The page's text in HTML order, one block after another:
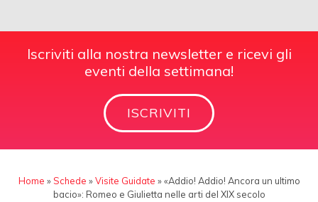
Iscriviti alla nostra newsletter e ricevi gli
eventi della settimana!
ISCRIVITI
Home »Schede »Visite Guidate »«Addio! Addio! Ancora un ultimo
bacio»: Romeo e Giulietta nelle arti del XIX secolo